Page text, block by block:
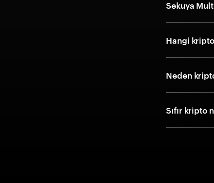
Sekuya
Hangi
Neden
Sıfır kripto